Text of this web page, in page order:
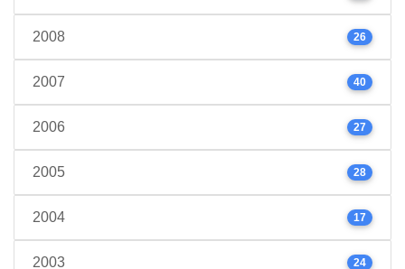
2008 26
2007 40
2006 27
2005 28
2004 17
2003 24